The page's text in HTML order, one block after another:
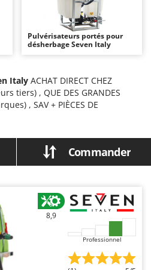
bois - Scies à bûches
et végétaux
- Démarreurs
Pulvérisateurs portés pour
désherbage Seven Italy
Italy ACHAT DIRECT CHEZ
tiers) , QUE DES GRANDES
, SAV + PIÈCES DE
Commander
8,9
Professionnel